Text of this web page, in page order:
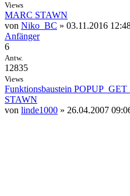
Views
MARC STAWN
von Niko_BC » 03.11.2016
Anfänger
6
Antw.
12835
Views
Funktionsbaustein
STAWN
von linde1000 » 26.04.2007